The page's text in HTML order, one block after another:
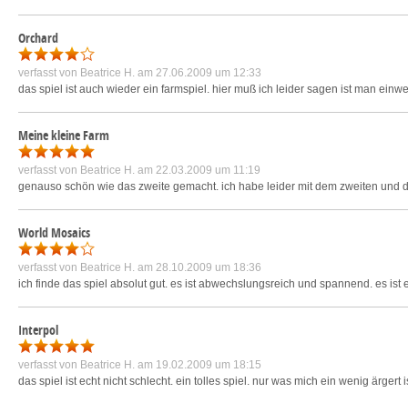
Orchard
verfasst von Beatrice H. am 27.06.2009 um 12:33
das spiel ist auch wieder ein farmspiel. hier muß ich leider sagen ist man
Meine kleine Farm
verfasst von Beatrice H. am 22.03.2009 um 11:19
genauso schön wie das zweite gemacht. ich habe leider mit dem zweiten
World Mosaics
verfasst von Beatrice H. am 28.10.2009 um 18:36
ich finde das spiel absolut gut. es ist abwechslungsreich und spannend. es
Interpol
verfasst von Beatrice H. am 19.02.2009 um 18:15
das spiel ist echt nicht schlecht. ein tolles spiel. nur was mich ein wenig